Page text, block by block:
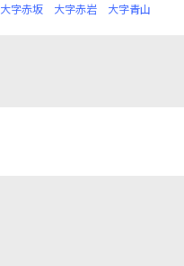
大字赤坂 大字赤岩 大字青山